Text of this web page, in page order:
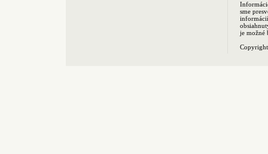
sme
je možné